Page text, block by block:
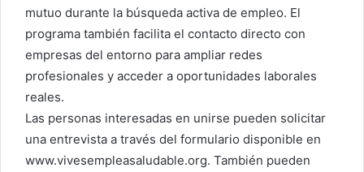
mutuo durante la búsqueda activa de empleo. El
programa también facilita el contacto directo con
empresas del entorno para ampliar redes
profesionales y acceder a oportunidades laborales
reales.
Las personas interesadas en unirse pueden solicitar
una entrevista a través del formulario disponible en
www.vivesempleasaludable.org. También pueden